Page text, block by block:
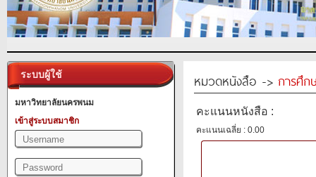
ระบบผู้ใช้
มหาวิทยาลัยนครพนม
เข้าสู่ระบบสมาชิก
หมวดหนังสือ -> การศึก
คะแนนหนังสือ :
คะแนนเฉลี่ย : 0.00